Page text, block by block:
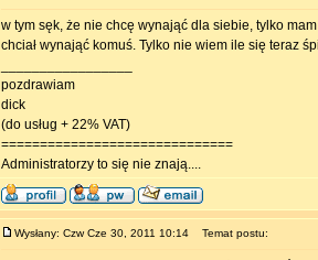
w tym sęk, że nie chcę wynająć dla siebie, tylko
chciał wynająć komuś. Tylko nie wiem ile się teraz
pozdrawiam
dick
(do usług + 22% VAT)
==============================
Administratorzy to się nie znają....
Wysłany: Czw Cze 30, 2011 10:14 Temat postu: